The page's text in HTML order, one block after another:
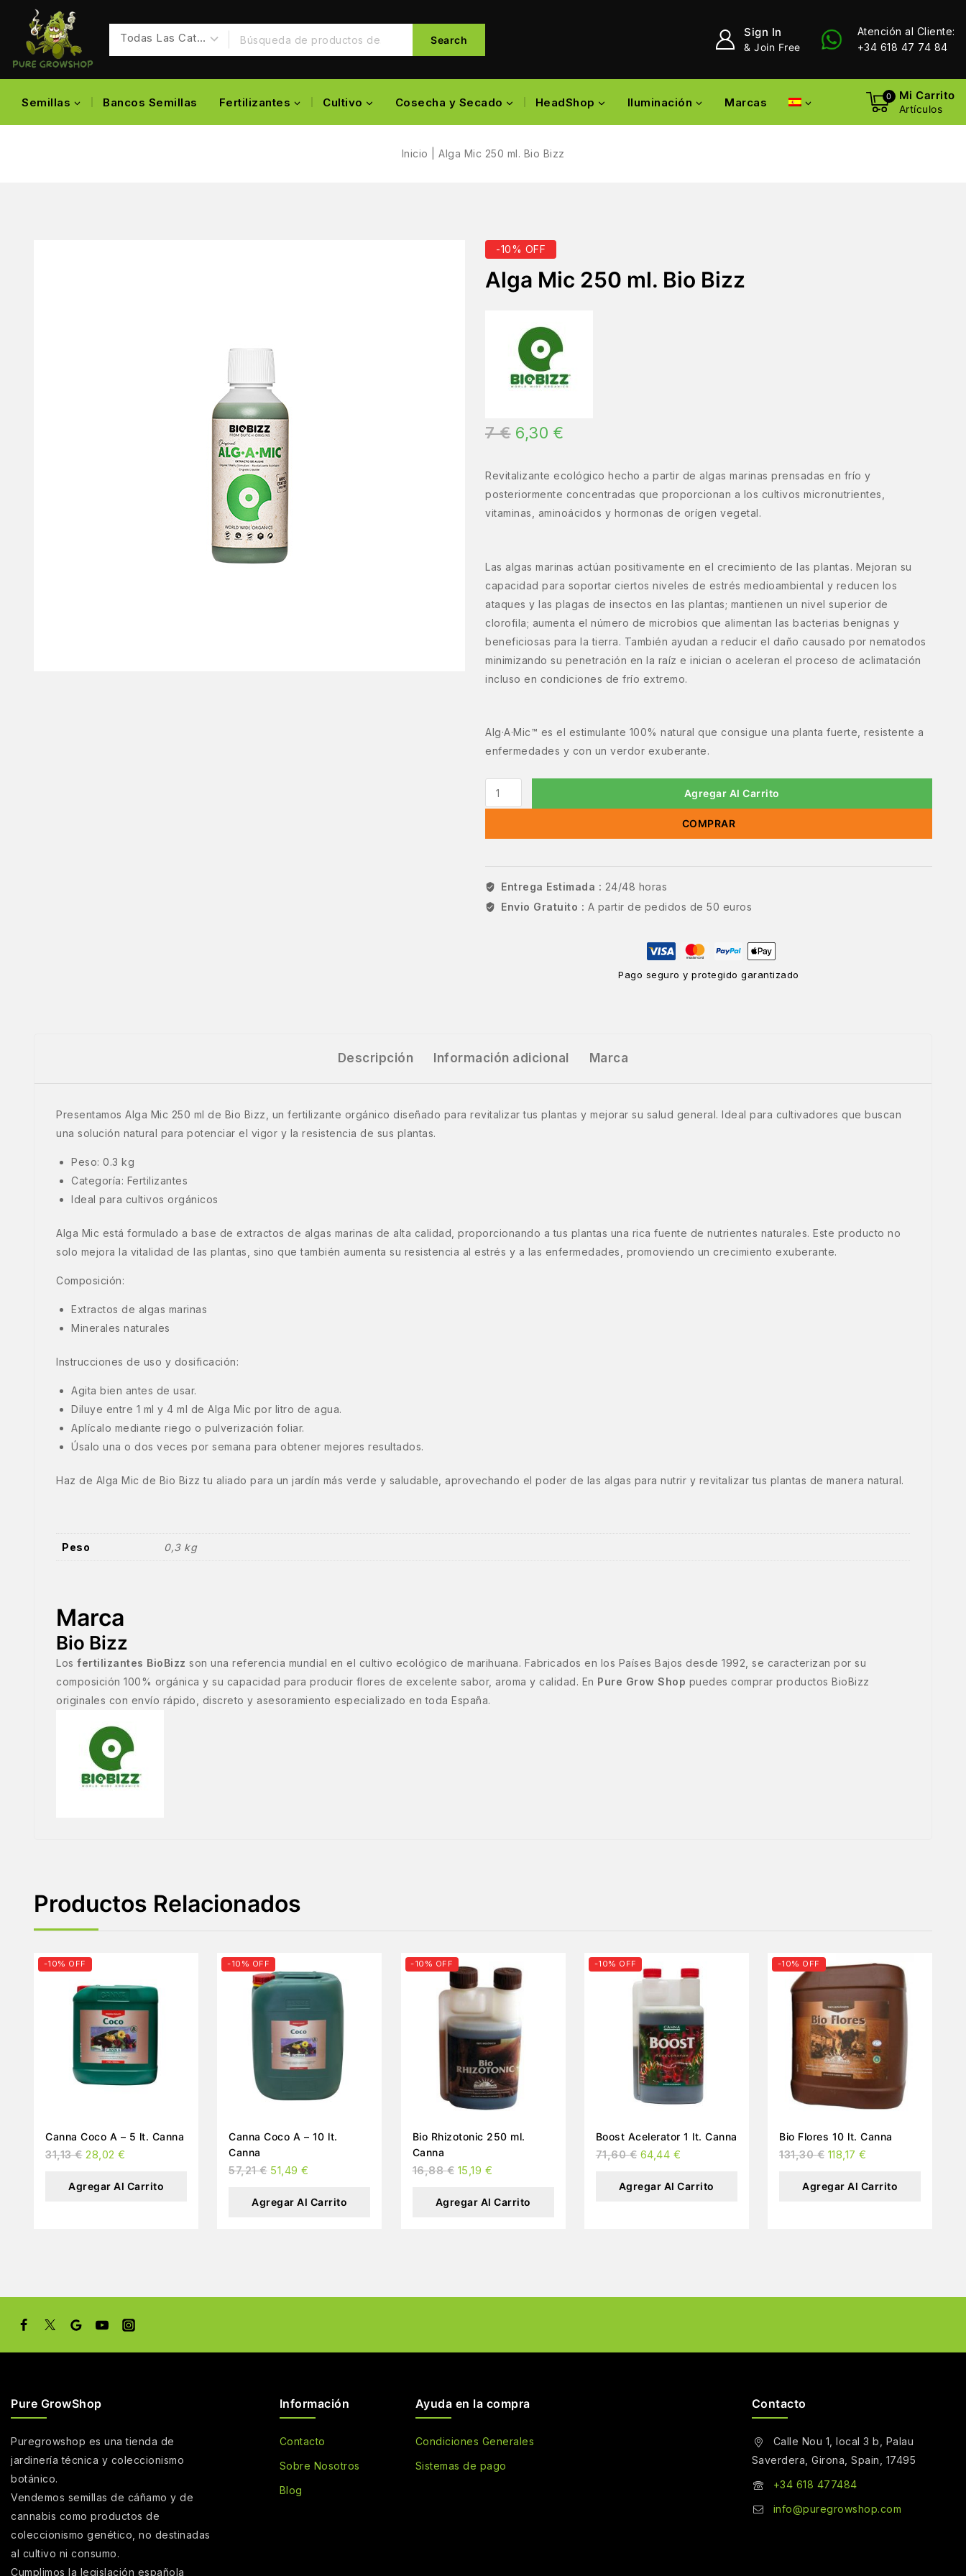
Search
Sign In
& Join Free
Atención al Cliente:
+34 618 47 74 84
Semillas Bancos Semillas Fertilizantes Cultivo Cosecha y Secado HeadShop Iluminación Marcas 0 Mi Carrito
Artículos
Inicio Alga Mic 250 ml. Bio Bizz
-10% OFF
Alga Mic 250 ml. Bio Bizz
7€ 6,30 €
Revitalizante ecológico hecho a partir de algas marinas prensadas en frío y
posteriormente concentradas que proporcionan a los cultivos micronutrientes,
vitaminas, aminoácidos y hormonas de orígen vegetal.
Las algas marinas actúan positivamente en el crecimiento de las plantas. Mejoran su
capacidad para soportar ciertos niveles de estrés medioambiental y reducen los
ataques y las plagas de insectos en las plantas; mantienen un nivel superior de
clorofila; aumenta el número de microbios que alimentan las bacterias benignas y
beneficiosas para la tierra. También ayudan a reducir el daño causado por nematodos
minimizando su penetración en la raíz e inician o aceleran el proceso de aclimatación
incluso en condiciones de frío extremo.
Alg·A·Mic™ es el estimulante 100% natural que consigue una planta fuerte, resistente a
enfermedades y con un verdor exuberante.
Agregar Al Carrito
COMPRAR
Entrega Estimada : 24/48 horas
Envio Gratuito : A partir de pedidos de 50 euros
Pago seguro y protegido garantizado
Descripción Información adicional Marca
Presentamos Alga Mic 250 ml de Bio Bizz, un fertilizante orgánico diseñado para revitalizar tus plantas y mejorar su salud general. Ideal para cultivadores que buscan
una solución natural para potenciar el vigor y la resistencia de sus plantas.
Peso: 0.3 kg
Categoría: Fertilizantes
Ideal para cultivos orgánicos
Alga Mic está formulado a base de extractos de algas marinas de alta calidad, proporcionando a tus plantas una rica fuente de nutrientes naturales. Este producto no
solo mejora la vitalidad de las plantas, sino que también aumenta su resistencia al estrés y a las enfermedades, promoviendo un crecimiento exuberante.
Composición:
Extractos de algas marinas
Minerales naturales
Instrucciones de uso y dosificación:
Agita bien antes de usar.
Diluye entre 1 ml y 4 ml de Alga Mic por litro de agua.
Aplícalo mediante riego o pulverización foliar.
Úsalo una o dos veces por semana para obtener mejores resultados.
Haz de Alga Mic de Bio Bizz tu aliado para un jardín más verde y saludable, aprovechando el poder de las algas para nutrir y revitalizar tus plantas de manera natural.
Peso 0,3 kg
Marca
Bio Bizz
Los fertilizantes BioBizz son una referencia mundial en el cultivo ecológico de marihuana. Fabricados en los Países Bajos desde 1992, se caracterizan por su
composición 100% orgánica y su capacidad para producir flores de excelente sabor, aroma y calidad. En Pure Grow Shop puedes comprar productos BioBizz
originales con envío rápido, discreto y asesoramiento especializado en toda España.
Productos Relacionados
-10% OFF
Canna Coco A – 5 lt. Canna
31,13€ 28,02 €
Agregar Al Carrito
-10% OFF
Canna Coco A – 10 lt.
Canna
57,21€ 51,49€
Agregar Al Carrito
-10% OFF
Bio Rhizotonic 250 ml.
Canna
16,88€ 15,19 €
Agregar Al Carrito
-10% OFF
Boost Acelerator 1 lt. Canna
71,60€ 64,44 €
Agregar Al Carrito
-10% OFF
Bio Flores 10 lt. Canna
131,30€ 118,17 €
Agregar Al Carrito
Pure GrowShop
Puregrowshop es una tienda de
jardinería técnica y coleccionismo
botánico.
Vendemos semillas de cáñamo y de
cannabis como productos de
coleccionismo genético, no destinadas
al cultivo ni consumo.
Cumplimos la legislación española
Información
Contacto
Sobre Nosotros
Blog
Ayuda en la compra
Condiciones Generales
Sistemas de pago
Contacto
Calle Nou 1, local 3 b, Palau
Saverdera, Girona, Spain, 17495
+34 618 477484
info@puregrowshop.com